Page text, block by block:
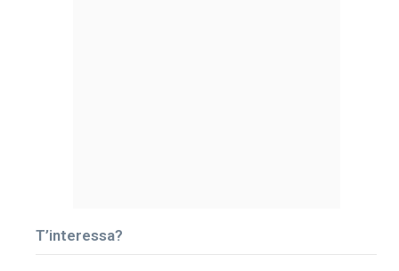
T’interessa?